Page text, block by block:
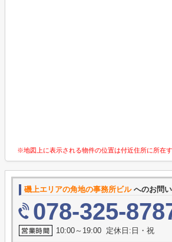
※地図上に表示される物件の位置は付近住所に所在
磯上エリアの角地の事務所ビルへのお問
078-325-
10:00～19:00 定休日:日・祝